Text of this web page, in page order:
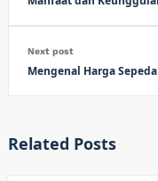
Next post
Mengenal Harga
Related Posts